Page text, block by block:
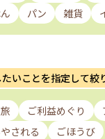
パン 雑貨
たいことを指定して絞
ご利益めぐり
される ごほうび